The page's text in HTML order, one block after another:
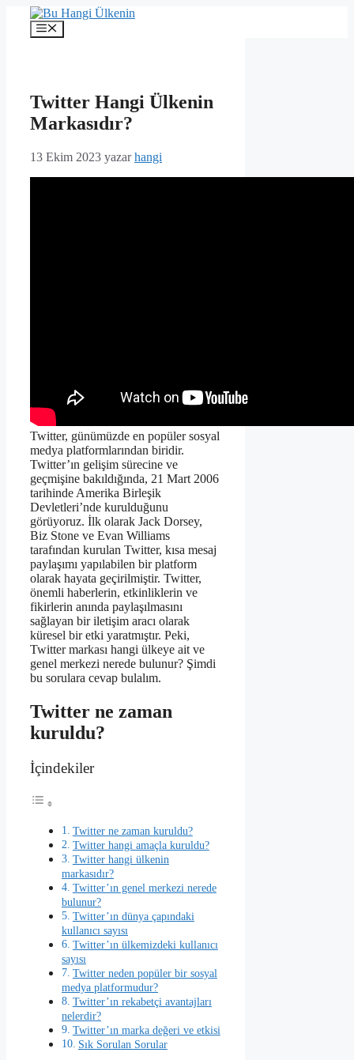
İçeriğe
Menü
Twitter Hangi Ülkenin
Markasıdır?
13 Ekim 2023 yazarhangi
Twitter, günümüzde en popüler sosyal
medya platformlarından biridir.
Twitter’ın gelişim sürecine ve
geçmişine bakıldığında, 21 Mart 2006
tarihinde Amerika Birleşik
Devletleri’nde kurulduğunu
görüyoruz. İlk olarak Jack Dorsey,
Biz Stone ve Evan Williams
tarafından kurulan Twitter, kısa mesaj
paylaşımı yapılabilen bir platform
olarak hayata geçirilmiştir. Twitter,
önemli haberlerin, etkinliklerin ve
fikirlerin anında paylaşılmasını
sağlayan bir iletişim aracı olarak
küresel bir etki yaratmıştır. Peki,
Twitter markası hangi ülkeye ait ve
genel merkezi nerede bulunur? Şimdi
bu sorulara cevap bulalım.
Twitter ne zaman
kuruldu?
İçindekiler
Twitter ne zaman kuruldu?
Twitter hangi amaçla kuruldu?
Twitter hangi ülkenin
markasıdır?
Twitter’ın genel merkezi nerede
bulunur?
Twitter’ın dünya çapındaki
kullanıcı sayısı
Twitter’ın ülkemizdeki kullanıcı
sayısı
Twitter neden popüler bir sosyal
medya platformudur?
Twitter’ın rekabetçi avantajları
nelerdir?
Twitter’ın marka değeri ve etkisi
Sık Sorulan Sorular